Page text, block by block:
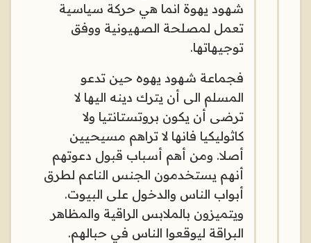
شهود يهوة انما هي حركة سياسية
تعمل لمصلحة الصهيونية ووفق
توجيهاتها.
فجماعة شهود يهوه حين تدعو
المسلم الى أن يترك دينه اليها لا
ترضى أن يكون بروتستانتيا ولا
كاثوليكيا فانها لا تراهم مسيحيين
أصلا. ومن أهم أسباب قبول دعوتهم
أنهم يستخدمون الجنس الناعم لطرق
أبواب الناس والدخول على البيوت.
ويتميزون بالملابس الراقية والمظاهر
البراقة ليوقعوا الناس في حبالهم.